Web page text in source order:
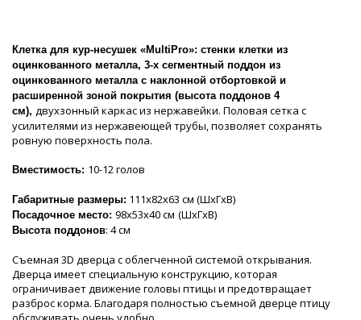
Клетка для кур-несушек «MultiPro»: стенки клетки из
оцинкованного металла, 3-х сегментный поддон из
оцинкованного металла с наклонной отбортовкой и
расширенной зоной покрытия (высота поддонов 4
см), двухзонный каркас из нержавейки. Половая сетка с
усилителями из нержавеющей трубы, позволяет сохранять
ровную поверхность пола.
Вместимость: 10-12 голов
Габаритные размеры: 111х82х63 см (ШхГхВ)
Посадочное место: 98х53х40 см (ШхГхВ)
Высота поддонов: 4 см
Съемная 3D дверца с облегченной системой открывания.
Дверца имеет специальную конструкцию, которая
ограничивает движение головы птицы и предотвращает
разброс корма. Благодаря полностью съемной дверце птицу